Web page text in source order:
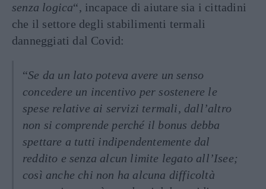
senza logica“, incapace di aiutare sia i cittadini
che il settore degli stabilimenti termali
danneggiati dal Covid:
“Se da un lato poteva avere un senso
concedere un incentivo per sostenere le
spese relative ai servizi termali, dall’altro
non si comprende perché il bonus debba
spettare a tutti indipendentemente dal
reddito e senza alcun limite legato all’Isee;
così anche chi non ha alcuna difficoltà